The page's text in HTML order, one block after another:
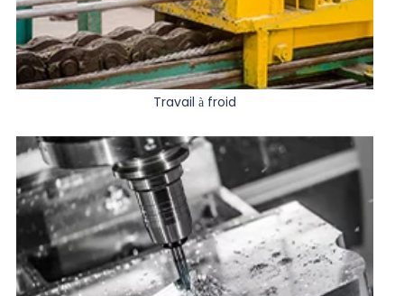
Travail à froid